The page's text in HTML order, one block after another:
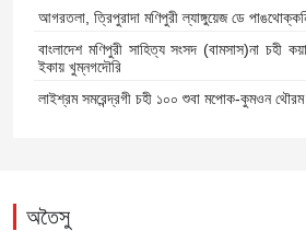
আগরতলা, ত্রিপুরাদা মণিপুরী ল্যাঙ্গুয়েজ ডে
বাংলাদেশ মণিপুরী সাহিত্য সংসদ (বামসাস)না চহী
ইকায় খুম্নগদৌরি
লাইশ্রম সমরেন্দ্রগী চহী ১০০ শুবা মপোক-কুমওন
অতৈসু